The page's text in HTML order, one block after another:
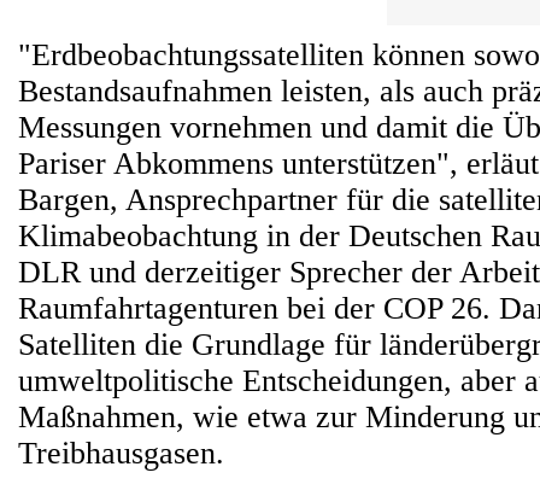
"Erdbeobachtungssatelliten können
Bestandsaufnahmen leisten, als auch
Messungen vornehmen und damit die
Pariser Abkommens unterstützen",
Bargen, Ansprechpartner für die
Klimabeobachtung in der Deutschen
DLR und derzeitiger Sprecher der
Raumfahrtagenturen bei der COP 26.
Satelliten die Grundlage für
umweltpolitische Entscheidungen, aber
Maßnahmen, wie etwa zur Minderung
Treibhausgasen.